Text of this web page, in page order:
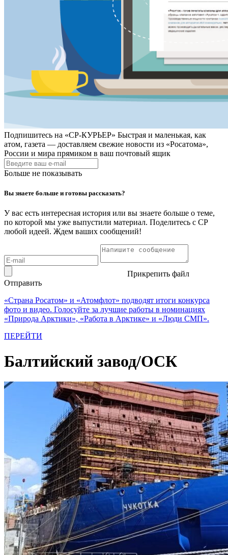
Подпишитесь на «СР-КУРЬЕР» Быстрая и маленькая, как
атом, газета — доставляем свежие новости из «Росатома»,
России и мира прямиком в ваш почтовый ящик
Больше не показывать
Вы знаете больше и готовы рассказать?
У вас есть интересная история или вы знаете больше о теме,
по которой мы уже выпустили материал. Поделитесь с СР
любой идеей. Ждем ваших сообщений!
Прикрепить файл
Отправить
«Страна Росатом» и «Атомфлот» подводят итоги конкурса
фото и видео. Голосуйте за лучшие работы в номинациях
«Природа Арктики», «Работа в Арктике» и «Люди СМП».
ПЕРЕЙТИ
Балтийский завод/ОСК